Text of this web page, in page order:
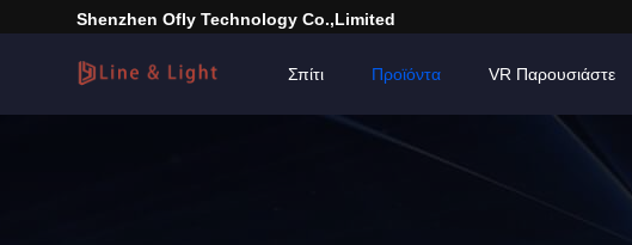
Shenzhen Ofly Technology Co.,Limited
Σπίτι Προϊόντα VR Παρουσιάστε